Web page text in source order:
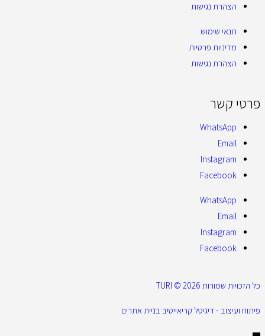
הצהרת נגישות
תנאי שימוש
מדיניות פרטיות
הצהרת נגישות
פרטי קשר
WhatsApp
Email
Instagram
Facebook
WhatsApp
Email
Instagram
Facebook
כל הזכויות שמורות 2026 © TURI
פיתוח ועיצוב - דיגיטל קריאייטיב בניית אתרים